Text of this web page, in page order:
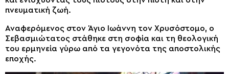
πνευματική ζωή.
Αναφερόμενος στον Άγιο Ιωάννη τον Χρυσόστομο, ο
Σεβασμιώτατος στάθηκε στη σοφία και τη θεολογική
του ερμηνεία γύρω από τα γεγονότα της αποστολικής
εποχής.